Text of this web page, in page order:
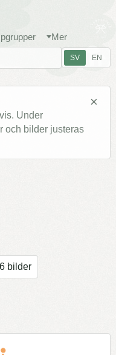
Mer
SV EN
Under
och bilder justeras
×
6 bilder